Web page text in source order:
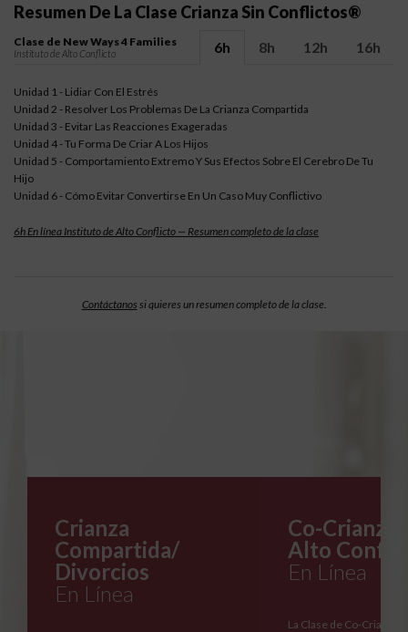
Resumen De La Clase Crianza Sin Conflictos®
Clase de New Ways 4 Families
Instituto de Alto Conflicto 16h
12h
8h
6h
Unidad 1 - Lidiar Con El Estrés
Unidad 2 - Resolver Los Problemas De La Crianza Compartida
Unidad 3 - Evitar Las Reacciones Exageradas
Unidad 4 - Tu Forma De Criar A Los Hijos
Unidad 5 - Comportamiento Extremo Y Sus Efectos Sobre El Cerebro De Tu
Hijo
Unidad 6 - Cómo Evitar Convertirse En Un Caso Muy Conflictivo
6h En línea Instituto de Alto Conflicto — Resumen completo de la clase
Contáctanos si quieres un resumen completo de la clase.
Crianza
Compartida/
Divorcios
En Línea
Co-Crianza
Alto
En Línea
La Clase de Co-Crianza